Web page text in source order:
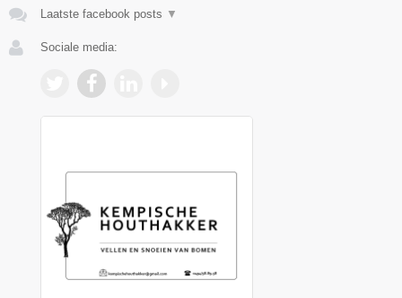
Laatste facebook posts ▼
Sociale media: